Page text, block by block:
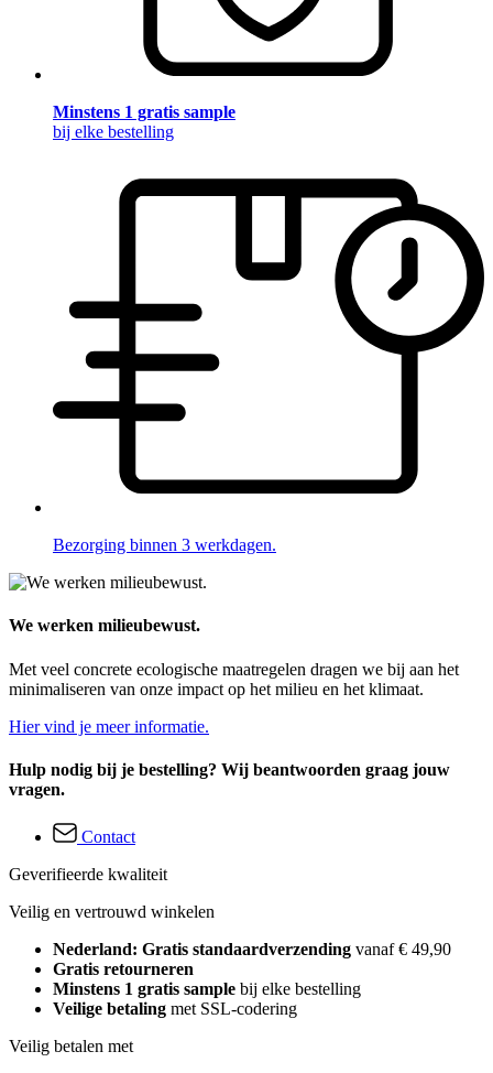
Minstens 1 gratis sample
bij elke bestelling
Bezorging binnen 3 werkdagen.
We werken milieubewust.
Met veel concrete ecologische maatregelen dragen we bij aan het
minimaliseren van onze impact op het milieu en het klimaat.
Hier vind je meer informatie.
Hulp nodig bij je bestelling? Wij beantwoorden graag jouw
vragen.
Contact
Geverifieerde kwaliteit
Veilig en vertrouwd winkelen
Nederland: Gratis standaardverzending vanaf € 49,90
Gratis retourneren
Minstens 1 gratis sample bij elke bestelling
Veilige betaling met SSL-codering
Veilig betalen met